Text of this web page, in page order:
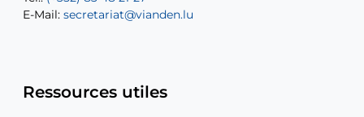
E-Mail: secretariat@vianden.lu
E-Mail: diane.storn@vianden.lu
Ressources utiles